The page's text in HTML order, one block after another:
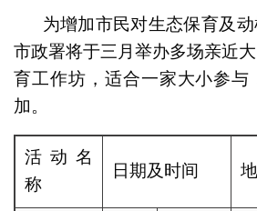
为增加市民对生态保育及动
市政署将于三月举办多场亲近
育工作坊，适合一家大小参与
加。
活动名
称
日期及时间